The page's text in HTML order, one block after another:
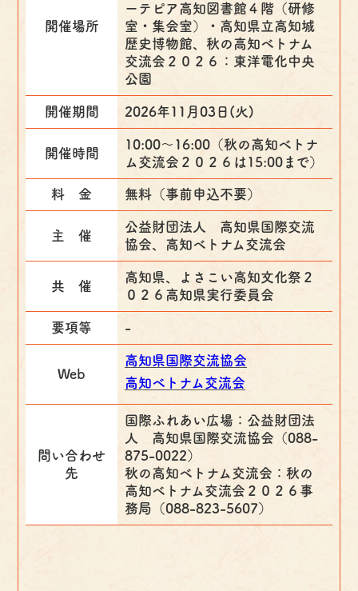
開催場所
ーテピア高知図書館４階（研修
室・集会室）・高知県立高知城
歴史博物館、秋の高知ベトナム
交流会２０２６：東洋電化中央
公園
開催期間 2026年11月03日(火)
開催時間
10:00～16:00（秋の高知ベトナ
ム交流会２０２６は15:00まで）
料 金 無料（事前申込不要）
主 催
公益財団法人 高知県国際交流
協会、高知ベトナム交流会
共 催
高知県、よさこい高知文化祭２
０２６高知県実行委員会
要項等 -
Web
高知県国際交流協会
高知ベトナム交流会
問い合わせ
先
国際ふれあい広場：公益財団法
人 高知県国際交流協会（088-
875-0022）
秋の高知ベトナム交流会：秋の
高知ベトナム交流会２０２６事
務局（088-823-5607）